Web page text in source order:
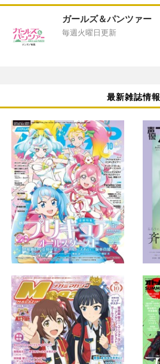
ガールズ＆パンツァー
毎週火曜日更新
最新雑誌情報